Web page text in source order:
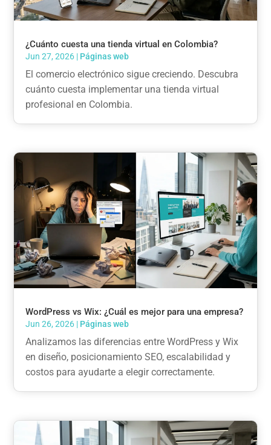
¿Cuánto cuesta una tienda virtual en Colombia?
Jun 27, 2026 | Páginas web
El comercio electrónico sigue creciendo. Descubra
cuánto cuesta implementar una tienda virtual
profesional en Colombia.
WordPress vs Wix: ¿Cuál es mejor para una empresa?
Jun 26, 2026 | Páginas web
Analizamos las diferencias entre WordPress y Wix
en diseño, posicionamiento SEO, escalabilidad y
costos para ayudarte a elegir correctamente.